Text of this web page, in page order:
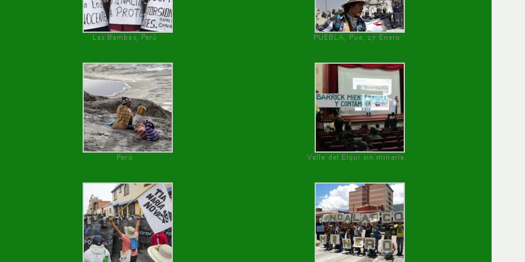
Las Bambas, Perú PUEBLA, Pue, 27 Enero
Perú Valle del Elqui sin minería.